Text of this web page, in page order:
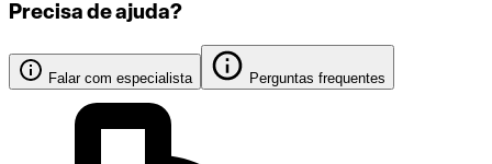
Precisa de ajuda?
Falar com especialista Perguntas frequentes